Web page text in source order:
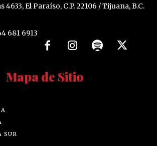
4633, El Paraíso, C.P. 22106 / Tijuana, B.C.
681 6913
Mapa de Sitio
SUR